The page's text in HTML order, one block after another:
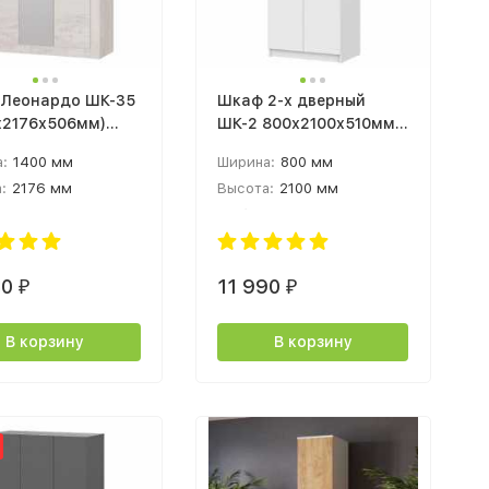
ШК-35
1400 мм
2176 мм
₽
В корзину
Шкаф 2-х дверный
ШК-2 800х2100х510мм
Ширина: 800 мм
Высота: 2100 мм
11 990 ₽
В корзину